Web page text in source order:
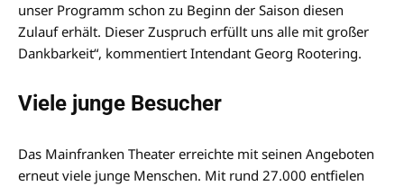
unser Programm schon zu Beginn der Saison diesen
Zulauf erhält. Dieser Zuspruch erfüllt uns alle mit großer
Dankbarkeit“, kommentiert Intendant Georg Rootering.
Viele junge Besucher
Das Mainfranken Theater erreichte mit seinen Angeboten
erneut viele junge Menschen. Mit rund 27.000 entfielen